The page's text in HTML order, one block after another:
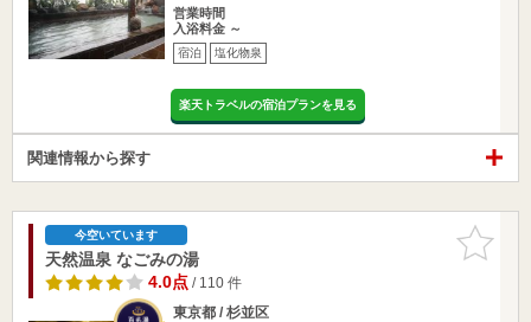
営業時間
入浴料金 ～
宿泊 塩化物泉
楽天トラベルの宿泊プランを見る
関連情報から探す
お気に入
りに追加
今空いています
天然温泉 なごみの湯
4.0点/ 110 件
東京都 / 杉並区